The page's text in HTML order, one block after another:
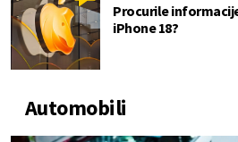
Procurile
iPhone 18?
Automobili